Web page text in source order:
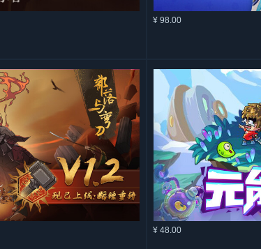
¥ 98.00
¥ 48.00